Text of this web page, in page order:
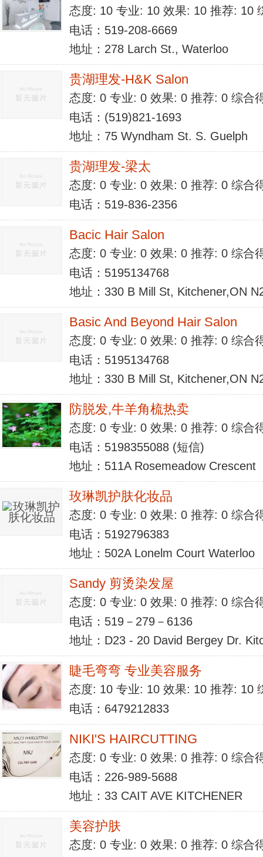
态度: 10 专业: 10 效果: 10 推荐: 10
电话：519-208-6669
地址：278 Larch St., Waterloo
贵湖理发-H&K Salon
态度: 0 专业: 0 效果: 0 推荐: 0 综合
电话：(519)821-1693
地址：75 Wyndham St. S. Guelph
贵湖理发-梁太
态度: 0 专业: 0 效果: 0 推荐: 0 综合
电话：519-836-2356
Bacic Hair Salon
态度: 0 专业: 0 效果: 0 推荐: 0 综合
电话：5195134768
地址：330 B Mill St, Kitchener,ON
Basic And Beyond Hair Salon
态度: 0 专业: 0 效果: 0 推荐: 0 综合
电话：5195134768
地址：330 B Mill St, Kitchener,ON
防脱发,牛羊角梳热卖
态度: 0 专业: 0 效果: 0 推荐: 0 综合
电话：5198355088 (短信)
地址：511A Rosemeadow Crescent
玫琳凯护肤化妆品
态度: 0 专业: 0 效果: 0 推荐: 0 综合
电话：5192796383
地址：502A Lonelm Court Waterloo
Sandy 剪烫染发屋
态度: 0 专业: 0 效果: 0 推荐: 0 综合
电话：519－279－6136
地址：D23 - 20 David Bergey Dr.
睫毛弯弯 专业美容服务
态度: 10 专业: 10 效果: 10 推荐: 10
电话：6479212833
NIKI'S HAIRCUTTING
态度: 0 专业: 0 效果: 0 推荐: 0 综合
电话：226-989-5688
地址：33 CAIT AVE KITCHENER
美容护肤
态度: 0 专业: 0 效果: 0 推荐: 0 综合